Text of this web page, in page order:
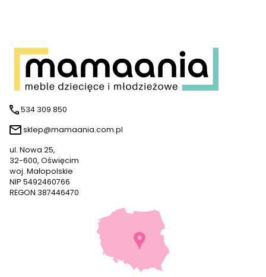
534 309 850
sklep@mamaania.com.pl
ul. Nowa 25,
32-600, Oświęcim
woj. Małopolskie
NIP 5492460766
REGON 387446470